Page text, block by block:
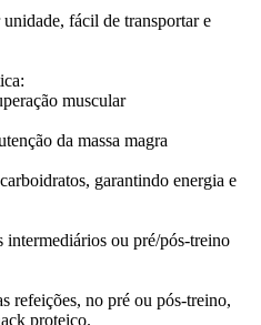
fácil de transportar e
muscular
da massa magra
garantindo energia e
ou pré/pós-treino
refeições, no pré ou pós-treino,
proteico.